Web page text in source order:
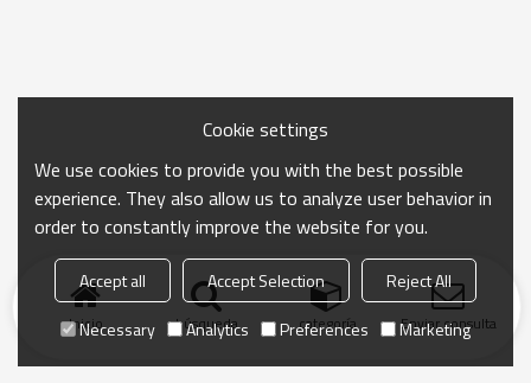
Inicio búsqueda categoría Enviar consulta
Cookie settings
We use cookies to provide you with the best possible
experience. They also allow us to analyze user behavior in
order to constantly improve the website for you.
Accept all Accept Selection
Reject All
Necessary
Analytics Preferences Marketing